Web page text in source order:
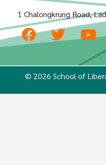
1 Chalongkrung Road,
© 2026 School of